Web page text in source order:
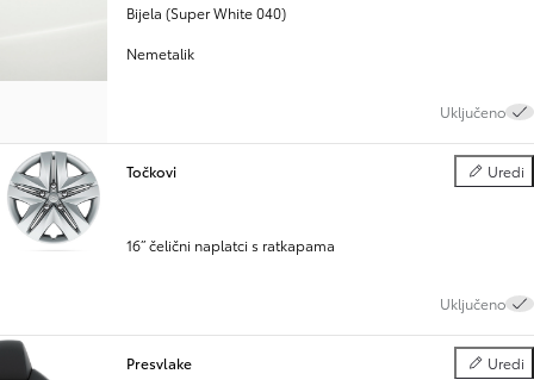
Bijela (Super White 040)
Nemetalik
Uključeno
Točkovi Uredi
Točkovi
16” čelični naplatci s ratkapama
Uključeno
Presvlake Uredi
Presvlake